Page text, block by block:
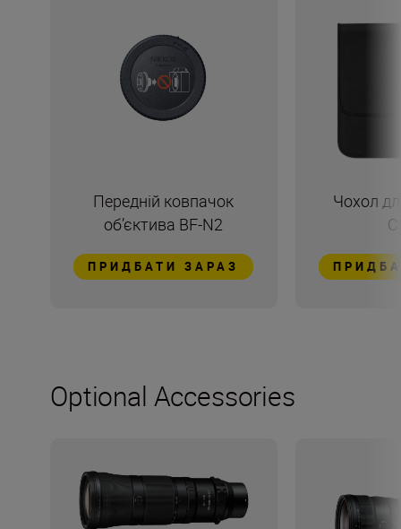
Передній ковпачок
об’єктива BF-N2
ПРИДБАТИ ЗАРАЗ
Чохол
Optional Accessories